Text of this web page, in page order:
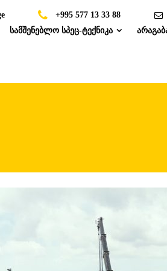
+995 577 13 33 88
სამშენებლო სპეც-ტექნიკა